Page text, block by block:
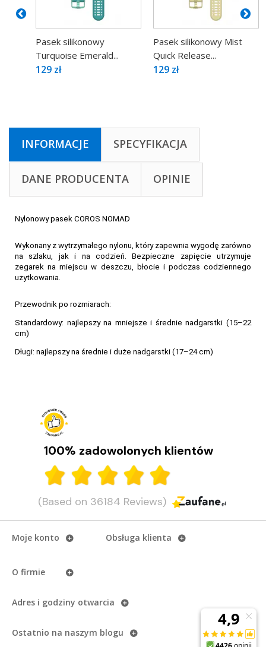
Pasek silikonowy
Turquoise Emerald...
129 zł
Pasek silikonowy Mist
Quick Release...
129 zł
INFORMACJE SPECYFIKACJA
DANE PRODUCENTA OPINIE
Nylonowy pasek COROS NOMAD
Wykonany z wytrzymałego nylonu, który zapewnia wygodę zarówno
na szlaku, jak i na codzień.
Bezpieczne zapięcie utrzymuje
zegarek na miejscu w deszczu, błocie i podczas codziennego
użytkowania.
Przewodnik po rozmiarach:
Standardowy: najlepszy na mniejsze i średnie nadgarstki (15–22
cm)
Długi: najlepszy na średnie i duże nadgarstki (17–24 cm)
100% zadowolonych klientów
(Based on 36184 Reviews)
Moje konto
O firmie
Obsługa klienta
Adres i godziny otwarcia
Ostatnio na naszym blogu